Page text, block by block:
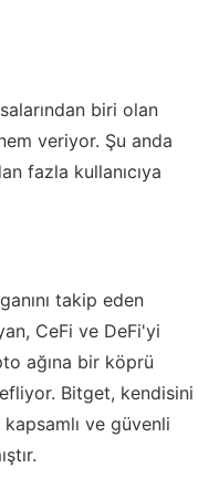
biri olan
veriyor. Şu anda
fazla kullanıcıya
takip eden
CeFi ve DeFi'yi
ağına bir köprü
Bitget, kendisini
ve güvenli